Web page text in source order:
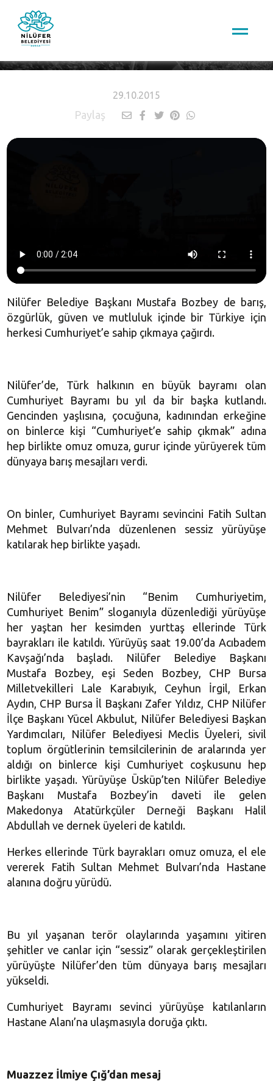
29.10.2015
Paylaş
Nilüfer Belediye Başkanı Mustafa Bozbey de barış,
özgürlük, güven ve mutluluk içinde bir Türkiye için
herkesi Cumhuriyet’e sahip çıkmaya çağırdı.
Nilüfer’de, Türk halkının en büyük bayramı olan
Cumhuriyet Bayramı bu yıl da bir başka kutlandı.
Gencinden yaşlısına, çocuğuna, kadınından erkeğine
on binlerce kişi “Cumhuriyet’e sahip çıkmak” adına
hep birlikte omuz omuza, gurur içinde yürüyerek tüm
dünyaya barış mesajları verdi.
On binler, Cumhuriyet Bayramı sevincini Fatih Sultan
Mehmet Bulvarı’nda düzenlenen sessiz yürüyüşe
katılarak hep birlikte yaşadı.
Nilüfer Belediyesi’nin “Benim Cumhuriyetim,
Cumhuriyet Benim” sloganıyla düzenlediği yürüyüşe
her yaştan her kesimden yurttaş ellerinde Türk
bayrakları ile katıldı. Yürüyüş saat 19.00’da Acıbadem
Kavşağı’nda başladı. Nilüfer Belediye Başkanı
Mustafa Bozbey, eşi Seden Bozbey, CHP Bursa
Milletvekilleri Lale Karabıyık, Ceyhun İrgil, Erkan
Aydın, CHP Bursa İl Başkanı Zafer Yıldız, CHP Nilüfer
İlçe Başkanı Yücel Akbulut, Nilüfer Belediyesi Başkan
Yardımcıları, Nilüfer Belediyesi Meclis Üyeleri, sivil
toplum örgütlerinin temsilcilerinin de aralarında yer
aldığı on binlerce kişi Cumhuriyet coşkusunu hep
birlikte yaşadı. Yürüyüşe Üsküp’ten Nilüfer Belediye
Başkanı Mustafa Bozbey’in daveti ile gelen
Makedonya Atatürkçüler Derneği Başkanı Halil
Abdullah ve dernek üyeleri de katıldı.
Herkes ellerinde Türk bayrakları omuz omuza, el ele
vererek Fatih Sultan Mehmet Bulvarı’nda Hastane
alanına doğru yürüdü.
Bu yıl yaşanan terör olaylarında yaşamını yitiren
şehitler ve canlar için “sessiz” olarak gerçekleştirilen
yürüyüşte Nilüfer’den tüm dünyaya barış mesajları
yükseldi.
Cumhuriyet Bayramı sevinci yürüyüşe katılanların
Hastane Alanı’na ulaşmasıyla doruğa çıktı.
Muazzez İlmiye Çığ’dan mesaj